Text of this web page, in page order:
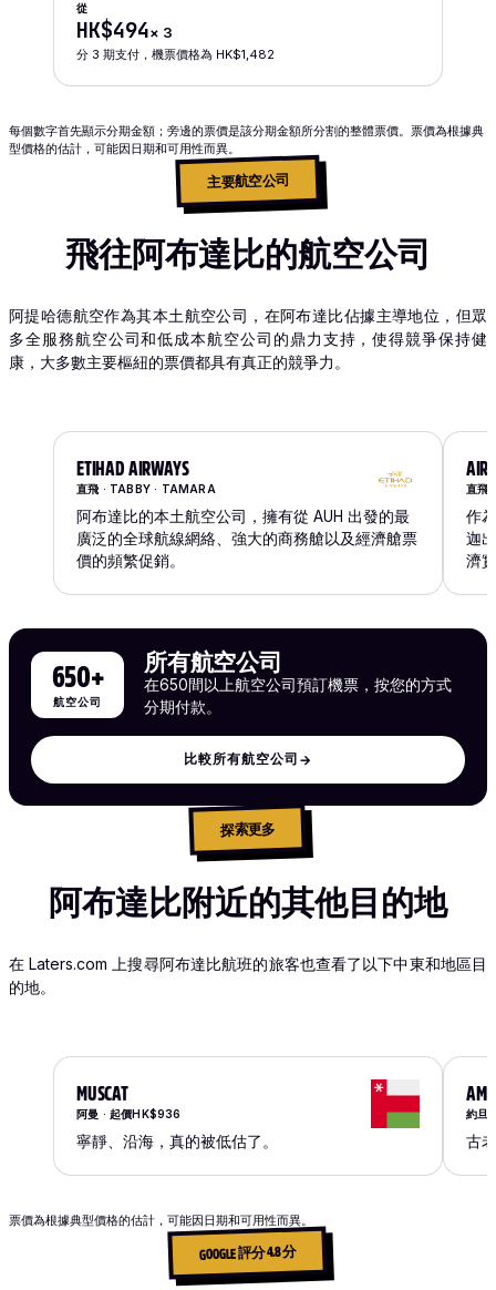
從
HK$494× 3
分 3 期支付，機票價格為 HK$1,482
每個數字首先顯示分期金額；旁邊的票價是該分期金額所分割的整體票價。票價為根據典
型價格的估計，可能因日期和可用性而異。
主要航空公司
飛往阿布達比的航空公司
阿提哈德航空作為其本土航空公司，在阿布達比佔據主導地位，但眾
多全服務航空公司和低成本航空公司的鼎力支持，使得競爭保持健
康，大多數主要樞紐的票價都具有真正的競爭力。
ETIHAD AIRWAYS
直飛 · TABBY · TAMARA
阿布達比的本土航空公司，擁有從 AUH 出發的最
廣泛的全球航線網絡、強大的商務艙以及經濟艙票
價的頻繁促銷。
AIR
直飛
作
迦
濟
650+
航空公司
所有航空公司
在650間以上航空公司預訂機票，按您的方式
分期付款。
比較所有航空公司 →
探索更多
阿布達比附近的其他目的地
在 Laters.com 上搜尋阿布達比航班的旅客也查看了以下中東和地區目
的地。
MUSCAT
阿曼 · 起價HK$936
寧靜、沿海，真的被低估了。
約旦
古
票價為根據典型價格的估計，可能因日期和可用性而異。
GOOGLE 評分 4.8 分